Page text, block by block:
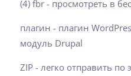
(4) fbr - просмотреть в
плагин - плагин
модуль Drupal
ZIP - легко отправить по